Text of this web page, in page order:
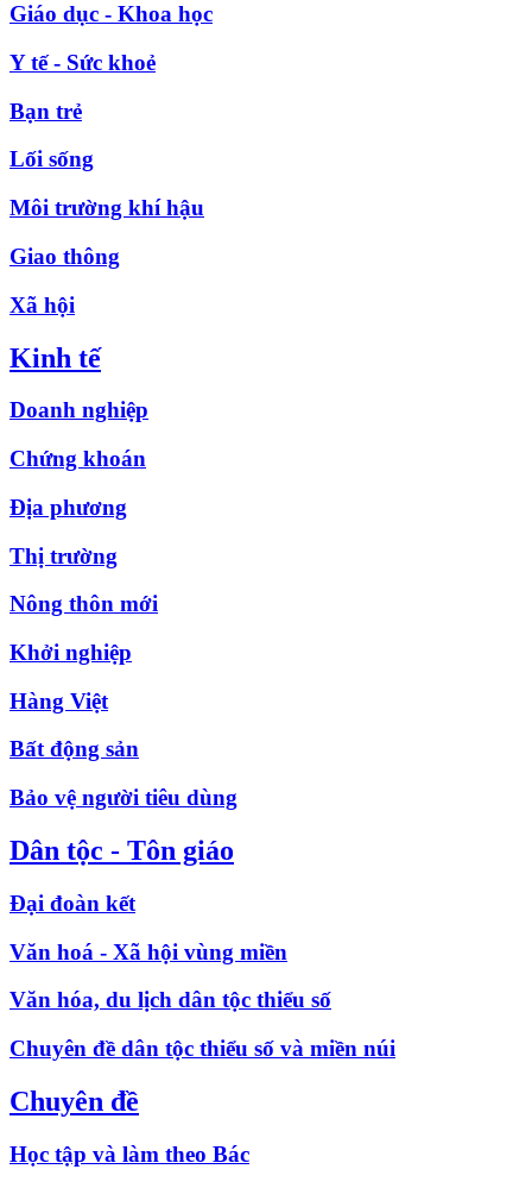
Giáo dục - Khoa học
Y tế - Sức khoẻ
Bạn trẻ
Lối sống
Môi trường khí hậu
Giao thông
Xã hội
Kinh tế
Doanh nghiệp
Chứng khoán
Địa phương
Thị trường
Nông thôn mới
Khởi nghiệp
Hàng Việt
Bất động sản
Bảo vệ người tiêu dùng
Dân tộc - Tôn giáo
Đại đoàn kết
Văn hoá - Xã hội vùng miền
Văn hóa, du lịch dân tộc thiểu số
Chuyên đề dân tộc thiểu số và miền núi
Chuyên đề
Học tập và làm theo Bác